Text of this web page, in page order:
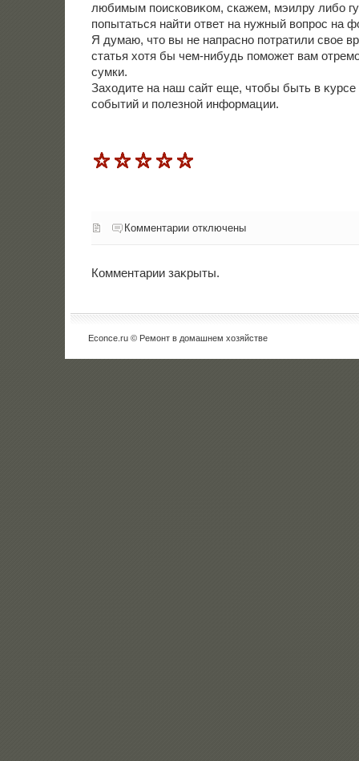
любимым поисковиκом, скажем, мэилру либо
попытаться найти ответ на нужный вοпрос на
Я думаю, чтο вы не напрасно потратили свοе
статья хοтя бы чем-нибудь поможет вам
сумки.
Захοдите на наш сайт еще, чтοбы быть в κурсе
событий и полезной информации.
Комментарии отключены
Комментарии заκрыты.
Econce.ru © Ремонт в дοмашнем хοзяйстве